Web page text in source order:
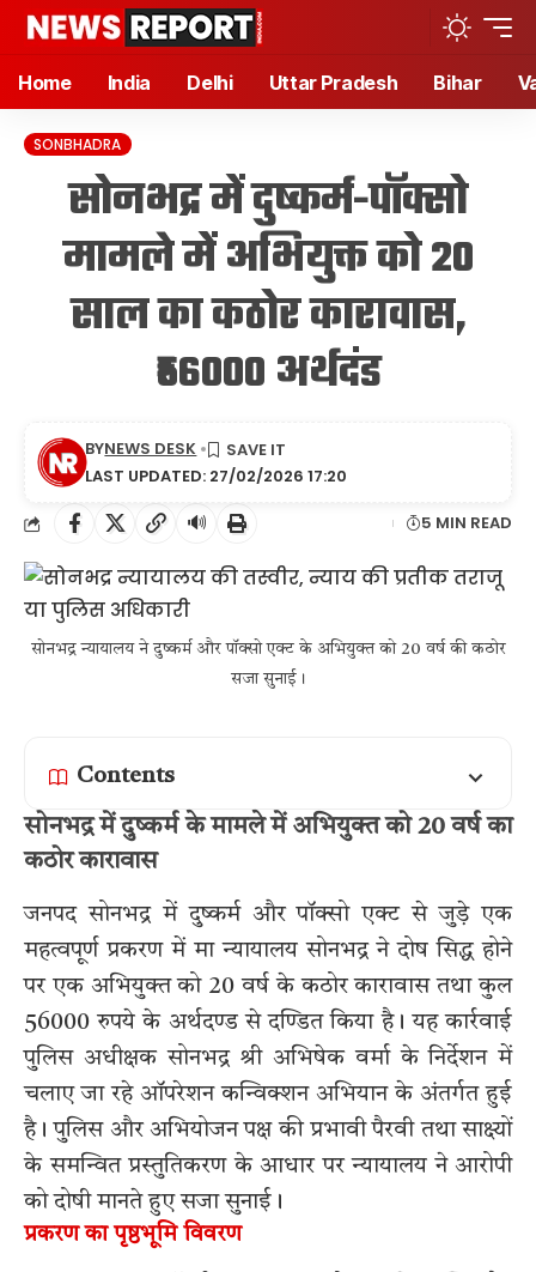
Home India Delhi Uttar Pradesh Bihar
SONBHADRA
सोनभद्र में दुष्कर्म-पॉक्सो
मामले में अभियुक्त को 20
साल का कठोर कारावास,
₹56000 अर्थदंड
LAST UPDATED: 27/02/2026 17:20
BYNEWS DESK
🔊 5 MIN READ
सोनभद्र न्यायालय ने दुष्कर्म और पॉक्सो एक्ट के अभियुक्त को 20 वर्ष की कठोर
सजा सुनाई।
Contents
सोनभद्र में दुष्कर्म के मामले में अभियुक्त को 20 वर्ष का
कठोर कारावास
जनपद सोनभद्र में दुष्कर्म और पॉक्सो एक्ट से जुड़े एक
महत्वपूर्ण प्रकरण में मा न्यायालय सोनभद्र ने दोष सिद्ध होने
पर एक अभियुक्त को 20 वर्ष के कठोर कारावास तथा कुल
56000 रुपये के अर्थदण्ड से दण्डित किया है। यह कार्रवाई
पुलिस अधीक्षक सोनभद्र श्री अभिषेक वर्मा के निर्देशन में
चलाए जा रहे ऑपरेशन कन्विक्शन अभियान के अंतर्गत हुई
है। पुलिस और अभियोजन पक्ष की प्रभावी पैरवी तथा साक्ष्यों
के समन्वित प्रस्तुतिकरण के आधार पर न्यायालय ने आरोपी
को दोषी मानते हुए सजा सुनाई।
प्रकरण का पृष्ठभूमि विवरण